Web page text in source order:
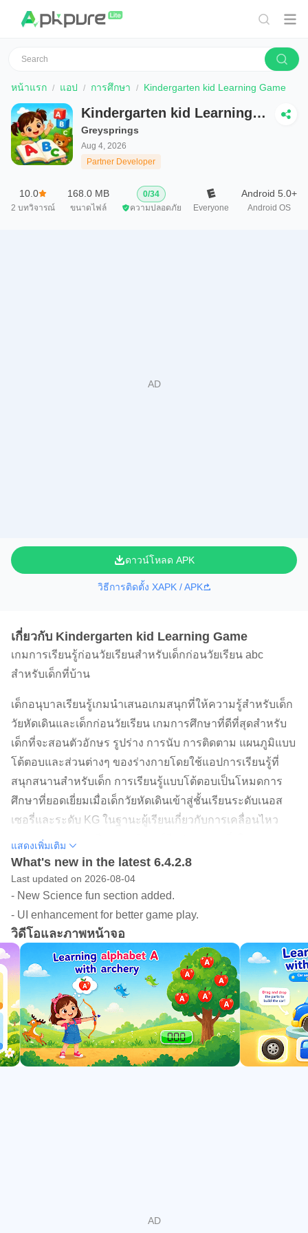
หน้าแรก แอป การศึกษา Kindergarten kid Learning Game
Kindergarten kid Learning
Game
Greysprings
Aug 4, 2026
Partner Developer
10.0
2 บทวิจารณ์
168.0 MB
ขนาดไฟล์
0/34
ความปลอดภัย
Everyone
Android 5.0+
Android OS
ดาวน์โหลด APK
วิธีการติดตั้ง XAPK / APK
เกี่ยวกับ Kindergarten kid Learning Game
เกมการเรียนรู้ก่อนวัยเรียนสำหรับเด็กก่อนวัยเรียน abc
สำหรับเด็กที่บ้าน
เด็กอนุบาลเรียนรู้เกมนำเสนอเกมสนุกที่ให้ความรู้สำหรับเด็ก
วัยหัดเดินและเด็กก่อนวัยเรียน เกมการศึกษาที่ดีที่สุดสำหรับ
เด็กที่จะสอนตัวอักษร รูปร่าง การนับ การติดตาม แผนภูมิแบบ
โต้ตอบและส่วนต่างๆ ของร่างกายโดยใช้แอปการเรียนรู้ที่
สนุกสนานสำหรับเด็ก การเรียนรู้แบบโต้ตอบเป็นโหมดการ
ศึกษาที่ยอดเยี่ยมเมื่อเด็กวัยหัดเดินเข้าสู่ชั้นเรียนระดับเนอส
เซอรี่และระดับ KG ในฐานะผู้เรียนเกี่ยวกับการเคลื่อนไหว
ร่างกาย (อายุ 2-6 ปี) พารามิเตอร์อีกประการหนึ่งในการสอน
เด็กคือ "ช่วงความสนใจของเด็ก" เด็กมีช่วงสมาธิค่อนข้างสั้น
ดังนั้น ดีไซเนอร์ของเราจึงได้สร้างสรรค์กิจกรรมและปริศนา
แบบอินเทอร์แอคทีฟ เช่น เกมส์ยิงธนูแอปเปิ้ล, ประดิษฐ์รถ,
เล่นบาสเก็ตบอล, กระโดดหมา, หลบช้าง ฯลฯ แอพเพื่อการ
ศึกษาสำหรับเด็กทำให้เด็กสนใจการเรียนรู้โดยไม่รู้ตัว การ
เรียนรู้ตามกิจกรรมโดยใช้เกมแข่งรถฟรีสำหรับเด็ก ทำให้แอ
ปนี้เป็นแอปที่สมบูรณ์แบบสำหรับเด็ก โดยอิงจากหลักการสอน
ที่สนุกสนาน หากคุณเป็นผู้ปกครองของเด็กอายุ 2-3 ขวบหรือ
เด็กอนุบาลและกำลังมองหาเกมสำหรับโรงเรียนสำหรับเด็ก
คุณจะพบกับกิจกรรมและแอปพลิเคชั่นเจ๋ง ๆ มากมายที่จะ
ทำให้พวกเขาสนุกสนานในขณะที่เรียนรู้พื้นฐานจากเกมนี้ใน
เกมการศึกษาฟรีเกมเดียว เด็ก ๆ • แอปการเรียนรู้ระดับ
รูปภาพ และสติกเกอร์มากมายครอบคลุมรูปทรงเรขาคณิต
แสดงเพิ่มเติม
What's new in the latest 6.4.2.8
Last updated on 2026-08-04
- New Science fun section added.
- UI enhancement for better game play.
วิดีโอและภาพหน้าจอ